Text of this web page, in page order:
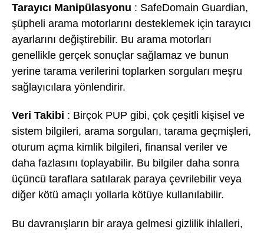
Tarayıcı Manipülasyonu : SafeDomain Guardian,
şüpheli arama motorlarını desteklemek için tarayıcı
ayarlarını değiştirebilir. Bu arama motorları
genellikle gerçek sonuçlar sağlamaz ve bunun
yerine tarama verilerini toplarken sorguları meşru
sağlayıcılara yönlendirir.
Veri Takibi : Birçok PUP gibi, çok çeşitli kişisel ve
sistem bilgileri, arama sorguları, tarama geçmişleri,
oturum açma kimlik bilgileri, finansal veriler ve
daha fazlasını toplayabilir. Bu bilgiler daha sonra
üçüncü taraflara satılarak paraya çevrilebilir veya
diğer kötü amaçlı yollarla kötüye kullanılabilir.
Bu davranışların bir araya gelmesi gizlilik ihlalleri,